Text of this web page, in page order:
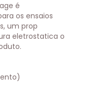
é
os ensaios
um prop
eletrostatica o